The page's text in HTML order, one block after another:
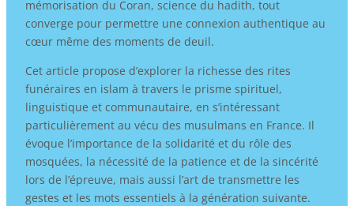
mémorisation du Coran, science du hadith, tout
converge pour permettre une connexion authentique au
cœur même des moments de deuil.
Cet article propose d’explorer la richesse des rites
funéraires en islam à travers le prisme spirituel,
linguistique et communautaire, en s’intéressant
particulièrement au vécu des musulmans en France. Il
évoque l’importance de la solidarité et du rôle des
mosquées, la nécessité de la patience et de la sincérité
lors de l’épreuve, mais aussi l’art de transmettre les
gestes et les mots essentiels à la génération suivante.